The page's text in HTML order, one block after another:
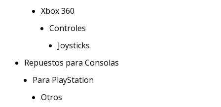
Xbox 360
Controles
Joysticks
Repuestos para Consolas
Para PlayStation
Otros